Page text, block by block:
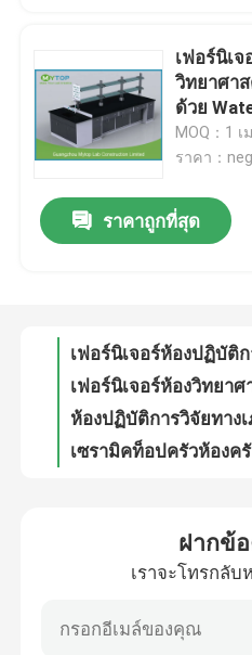
สินค้า
เกี่ยวกับเรา
ทัวร์โรงงาน
เฟอร์นิเจอร์ห้องปฏิบัติการ
ห้องปฏิบัติการห้องปฏิบัติกา
ห้องปฏิบัติการห้องปฏิบัติก
เฟอร์นิเจอร์ห้องปฏิบัติการโ
เฟอร์นิเ
วิทยาศา
ด้วย
MOQ：1 เ
ราคา：
ราคาถูกที่สุด
ฝากข้
เราจะโทรกลับ